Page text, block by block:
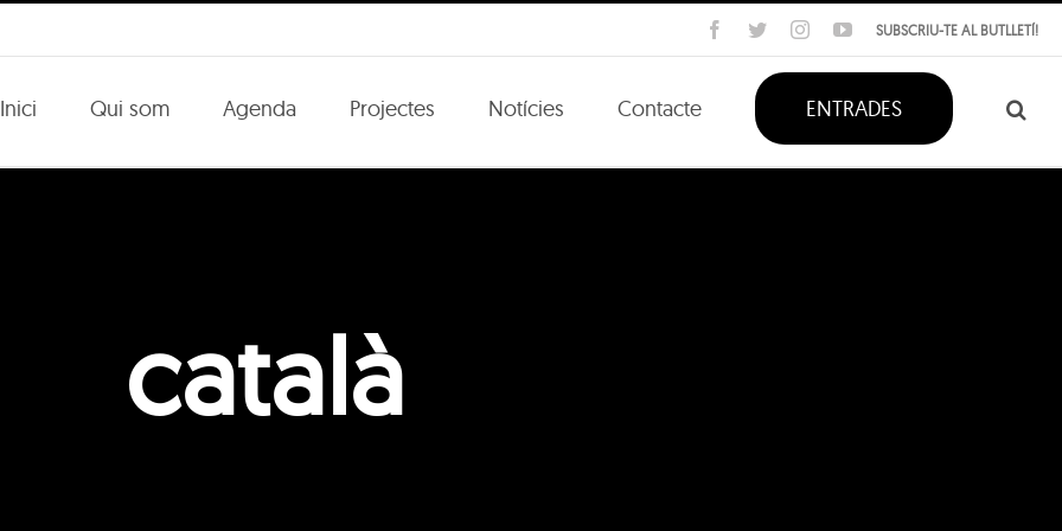
SUBSCRIU-TE AL BUTLLETÍ!
Facebook
TwitterInstagramYouTube
Inici Qui som Agenda Projectes Notícies Contacte ENTRADES
català